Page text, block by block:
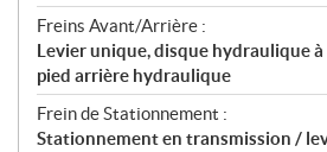
Freins Avant/Arrière :
Levier unique, disque hydraulique à
pied arrière hydraulique
Frein de Stationnement :
Stationnement en transmission /